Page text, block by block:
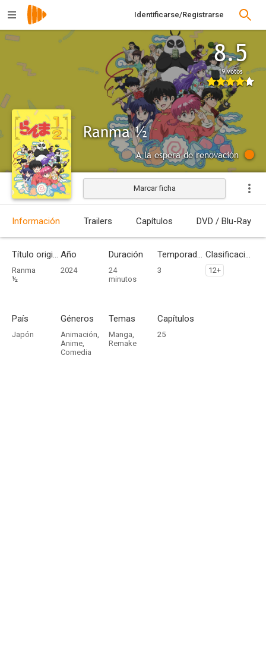
Identificarse/Registrarse
8.5
19 votos
Ranma ½
A la espera de renovación
Marcar ficha
Información Trailers Capítulos DVD / Blu-Ray
Título original
Ranma
½
Año
2024
Duración
24
minutos
Temporadas
3
Clasificación por edades
12+
País
Japón
Géneros
Animación,
Anime,
Comedia
Temas
Manga,
Remake
Capítulos
25